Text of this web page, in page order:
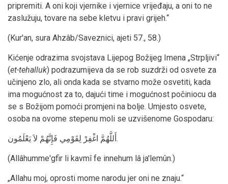
pripremiti. A oni koji vjernike i vjernice vrijeđaju, a oni to ne
zaslužuju, tovare na sebe kletvu i pravi grijeh.“
(Kur'an, sura Ahzâb/Saveznici, ajeti 57., 58.)
Kićenje odrazima svojstava Lijepog Božijeg Imena „Strpljivi“
(et-tehalluk) podrazumijeva da se rob suzdrži od osvete za
učinjeno zlo, ali onda kada se stvarno može osvetiti, kada
ima mogućnost za to, dajući time i mogućnost počiniocu da
se s Božijom pomoći promjeni na bolje. Umjesto osvete,
osoba na ovome stepenu moli se uzvišenome Gospodaru:
أَللَّهُمَّ اغْفِرْ لِقَوْمِي فَإِنَّهُمْ لاَ يَعْلَمُون.
(Allâhumme'gfir li kavmî fe innehum lâ ja'lemûn.)
„Allahu moj, oprosti mome narodu jer oni ne znaju.“